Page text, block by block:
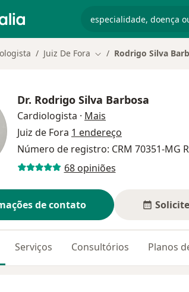
Juiz De Fora Mudar de cidade
Rodrigo Silva
Dr. Rodrigo Silva Barbosa
Cardiologista · Mais
Juiz de Fora 1 endereço
Número de registro: CRM 70351-MG
68 opiniões
de contato
Serviços Consultórios Planos